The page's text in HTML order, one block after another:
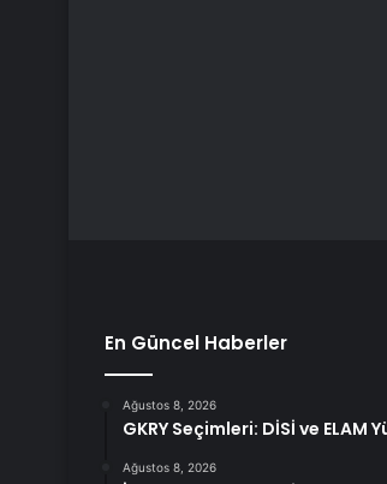
En Güncel Haberler
Ağustos 8, 2026
GKRY Seçimleri: DİSİ ve ELAM
Ağustos 8, 2026